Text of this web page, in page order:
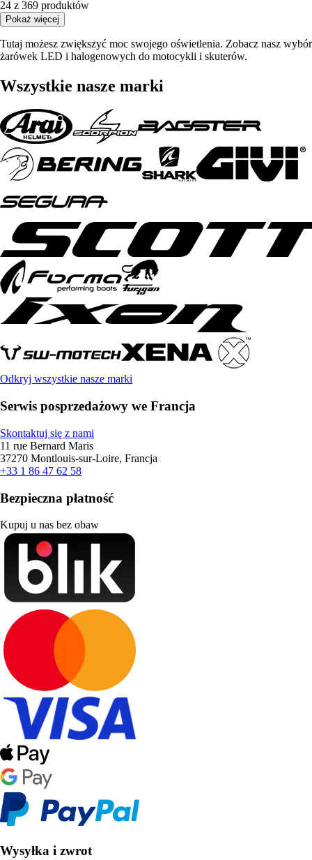
24 z 369 produktów
Pokaż więcej
Tutaj możesz zwiększyć moc swojego oświetlenia. Zobacz nasz wybór
żarówek LED i halogenowych do motocykli i skuterów.
Wszystkie nasze marki
Odkryj wszystkie nasze marki
Serwis posprzedażowy we Francja
Skontaktuj się z nami
11 rue Bernard Maris
37270 Montlouis-sur-Loire, Francja
+33 1 86 47 62 58
Bezpieczna płatność
Kupuj u nas bez obaw
Wysyłka i zwrot